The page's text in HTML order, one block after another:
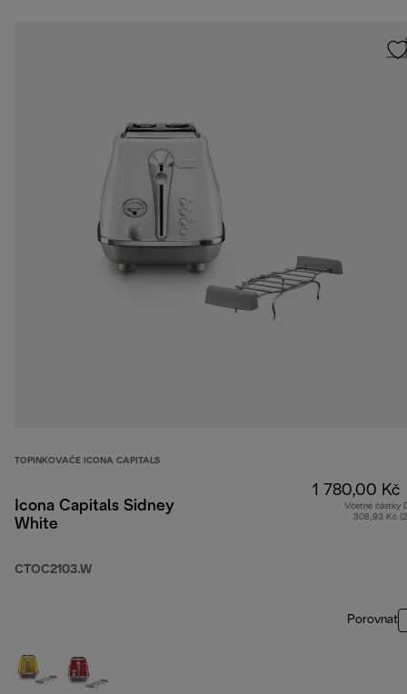
TOPINKOVAČE ICONA CAPITALS
Icona Capitals Sidney
White
CTOC2103.W
1 780,00 Kč
Včetně částky
308,93 Kč
Porovnat